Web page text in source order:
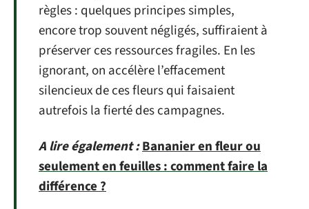
règles : quelques principes simples,
encore trop souvent négligés, suffiraient à
préserver ces ressources fragiles. En les
ignorant, on accélère l’effacement
silencieux de ces fleurs qui faisaient
autrefois la fierté des campagnes.
A lire également :Bananier en fleur ou
seulement en feuilles : comment faire la
différence ?